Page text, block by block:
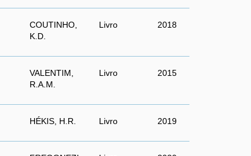
COUTINHO,
K.D.
Livro 2018
VALENTIM,
R.A.M.
Livro 2015
HÉKIS, H.R. Livro 2019